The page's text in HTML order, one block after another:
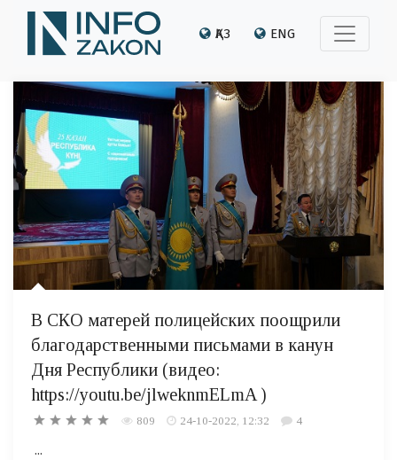
ҚАЗ ENG
В СКО матерей полицейских поощрили
благодарственными письмами в канун
Дня Республики (видео:
https://youtu.be/jlweknmELmA )
809 24-10-2022, 12:32 4
...